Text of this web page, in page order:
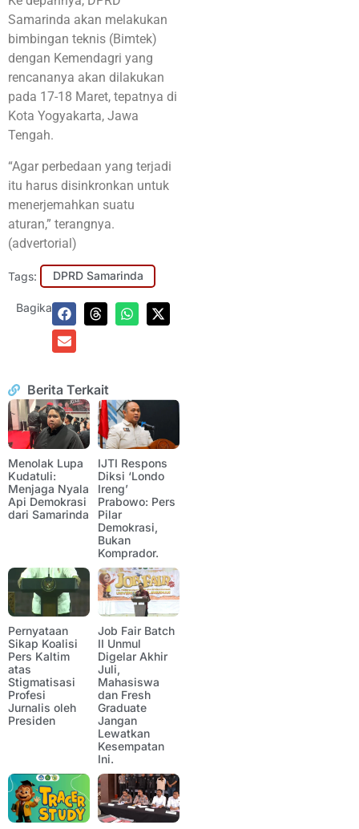
Samarinda akan melakukan
bimbingan teknis (Bimtek)
dengan Kemendagri yang
rencananya akan dilakukan
pada 17-18 Maret, tepatnya di
Kota Yogyakarta, Jawa
Tengah.
“Agar perbedaan yang terjadi
itu harus disinkronkan untuk
menerjemahkan suatu
aturan,” terangnya.
(advertorial)
Tags: DPRD Samarinda
Bagikan:
Berita Terkait
Menolak Lupa
Kudatuli:
Menjaga Nyala
Api Demokrasi
dari Samarinda
IJTI Respons
Diksi ‘Londo
Ireng’
Prabowo: Pers
Pilar
Demokrasi,
Bukan
Komprador.
Pernyataan
Sikap Koalisi
Pers Kaltim
atas
Stigmatisasi
Profesi
Jurnalis oleh
Presiden
Job Fair Batch
II Unmul
Digelar Akhir
Juli,
Mahasiswa
dan Fresh
Graduate
Jangan
Lewatkan
Kesempatan
Ini.